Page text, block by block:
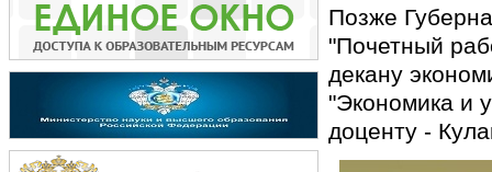
Позже
"Почетный
декану
"Экономика и
доценту -